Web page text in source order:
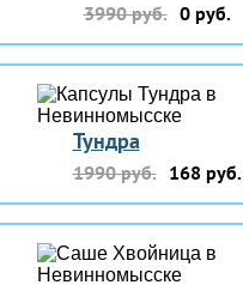
3990 руб. 0 руб.
Тундра
1990 руб. 168 руб.